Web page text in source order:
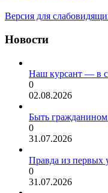
Версия для
Новости
Наш курсант — в
0
02.08.2026
Быть
0
31.07.2026
Правда из первых
0
31.07.2026